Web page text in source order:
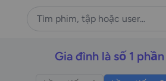
Gia đình là số 1